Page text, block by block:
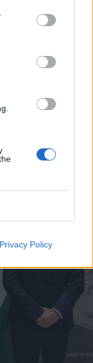
Privacy Policy
gázolaj